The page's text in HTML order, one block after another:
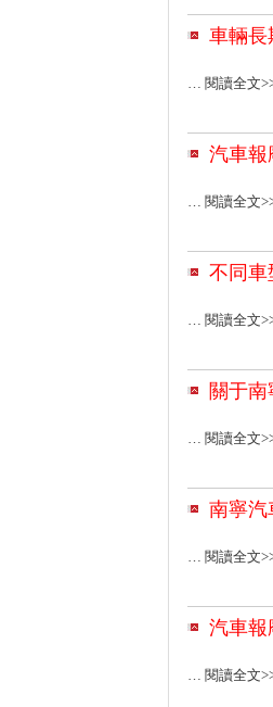
車輛長
… 閱讀全文
汽車報
… 閱讀全文
不同車
… 閱讀全文
關于
… 閱讀全文
南寧汽
… 閱讀全文
汽車報
… 閱讀全文